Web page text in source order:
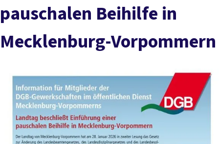
pauschalen Beihilfe in
Mecklenburg-Vorpommern